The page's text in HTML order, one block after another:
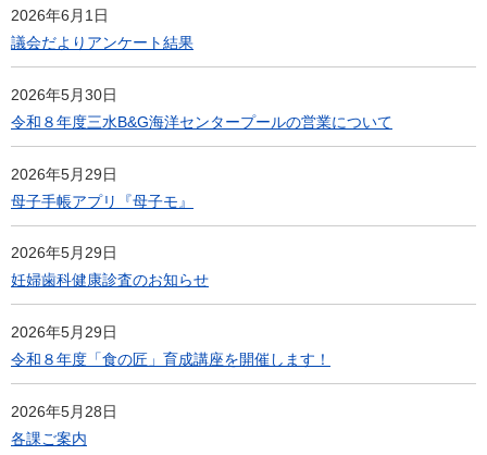
2026年6月1日
議会だよりアンケート結果
2026年5月30日
令和８年度三水B&G海洋センタープールの営業について
2026年5月29日
母子手帳アプリ『母子モ』
2026年5月29日
妊婦歯科健康診査のお知らせ
2026年5月29日
令和８年度「食の匠」育成講座を開催します！
2026年5月28日
各課ご案内